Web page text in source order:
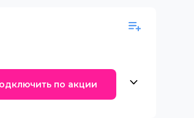
по акции